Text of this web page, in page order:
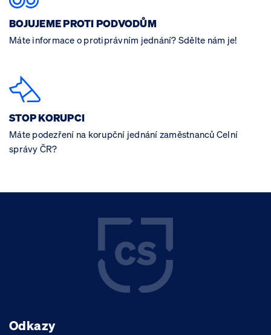
BOJUJEME PROTI PODVODŮM
Máte informace o protiprávním jednání? Sdělte nám je!
STOP KORUPCI
Máte podezření na korupční jednání zaměstnanců Celní
správy ČR?
Odkazy